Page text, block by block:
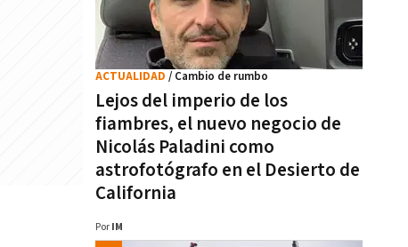
Lejos del imperio de los
fiambres, el nuevo negocio de
Nicolás Paladini como
astrofotógrafo en el Desierto de
California
ACTUALIDAD / Cambio de rumbo
Por IM